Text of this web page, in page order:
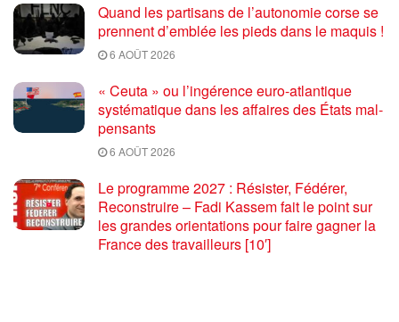
Quand les partisans de l’autonomie corse se
prennent d’emblée les pieds dans le maquis !
6 AOÛT 2026
« Ceuta » ou l’ingérence euro-atlantique
systématique dans les affaires des États mal-
pensants
6 AOÛT 2026
Le programme 2027 : Résister, Fédérer,
Reconstruire – Fadi Kassem fait le point sur
les grandes orientations pour faire gagner la
France des travailleurs [10′]